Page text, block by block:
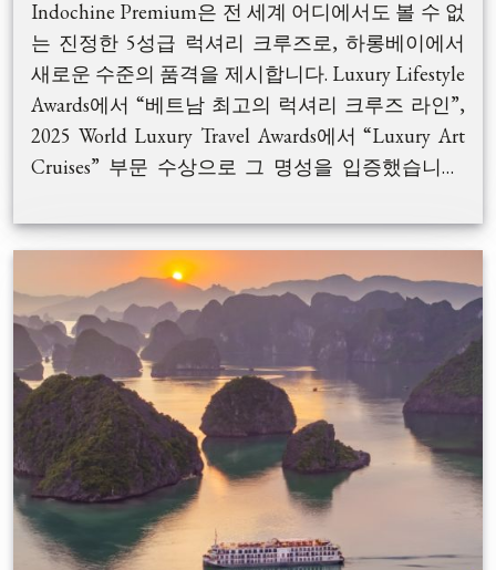
Indochine Premium은 전 세계 어디에서도 볼 수 없
는 진정한 5성급 럭셔리 크루즈로, 하롱베이에서
새로운 수준의 품격을 제시합니다. Luxury Lifestyle
Awards에서 “베트남 최고의 럭셔리 크루즈 라인”,
2025 World Luxury Travel Awards에서 “Luxury Art
Cruises” 부문 수상으로 그 명성을 입증했습니다.
함이 완벽히 조화를 이루는 선상 경험을 선사합니
니 또는 테라스를 갖춘 37개의 넓은 객실을 보유하
고 있습니다. 1,450㎡ 규모의 더블 선덱, 파인다이
닝 레스토랑, 피아노 라운지, 활기찬 바, 야외 자쿠
지, 고요한 스파 공간 등 다양한 시설이 마련되어
있으며, 수공예 옻칠화부터 최고급 원목 인테리어
까지 모든 디테일은 베트남 예술성과 감성을 반영
합니다. 30년 이상의 항해 경험을 보유한 Indochina
Sails가 운영하며, 세심하게 구성된 일정, 미식 요
리, 탁월한 서비스로 커플, 프라이빗 여행객, 그리
고 럭셔리 그룹 고객 모두에게 완벽한 여행을 제공
합니다.
최첨단 기술과 안전 시스템으로 제작된 Indochine
Premium은 모든 승객의 안전과 편안함을 최우선
으로 합니다. 20~30년 경력을 보유한 숙련된 선원
들이 하롱베이의 가장 아름다운 항로를 따라 안전
하고 잊지 못할 항해를 이끌어드립니다.